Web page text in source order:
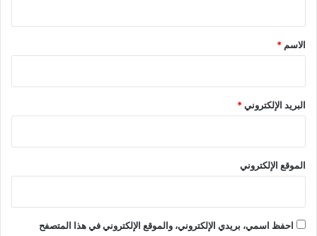
*
الاسم *
البريد الإلكتروني*
الموقع الإلكتروني
احفظ اسمي، بريدي الإلكتروني، والموقع الإلكتروني في هذا المتصفح